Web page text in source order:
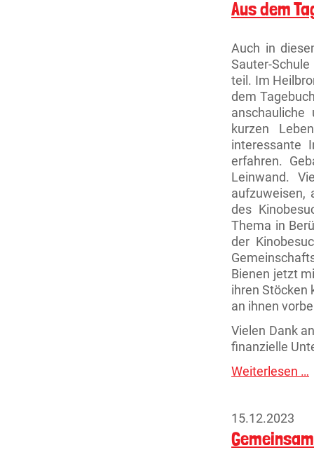
Aus dem
Auch in
Sauter-
teil. Im
dem
kurzen
interessante
erfahren.
Leinwand.
aufzuweisen,
des
Thema in
der
Bienen jetzt
ihren Stöcken
an ihnen
Vielen Dank
finanzielle
Weiterlesen …
15.12.2023